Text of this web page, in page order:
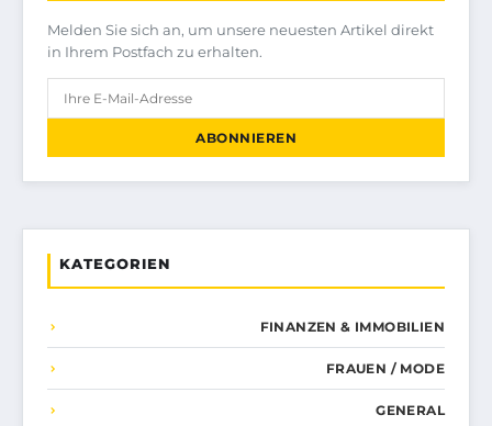
Melden Sie sich an, um unsere neuesten Artikel direkt
in Ihrem Postfach zu erhalten.
ABONNIEREN
KATEGORIEN
FINANZEN & IMMOBILIEN
FRAUEN / MODE
GENERAL